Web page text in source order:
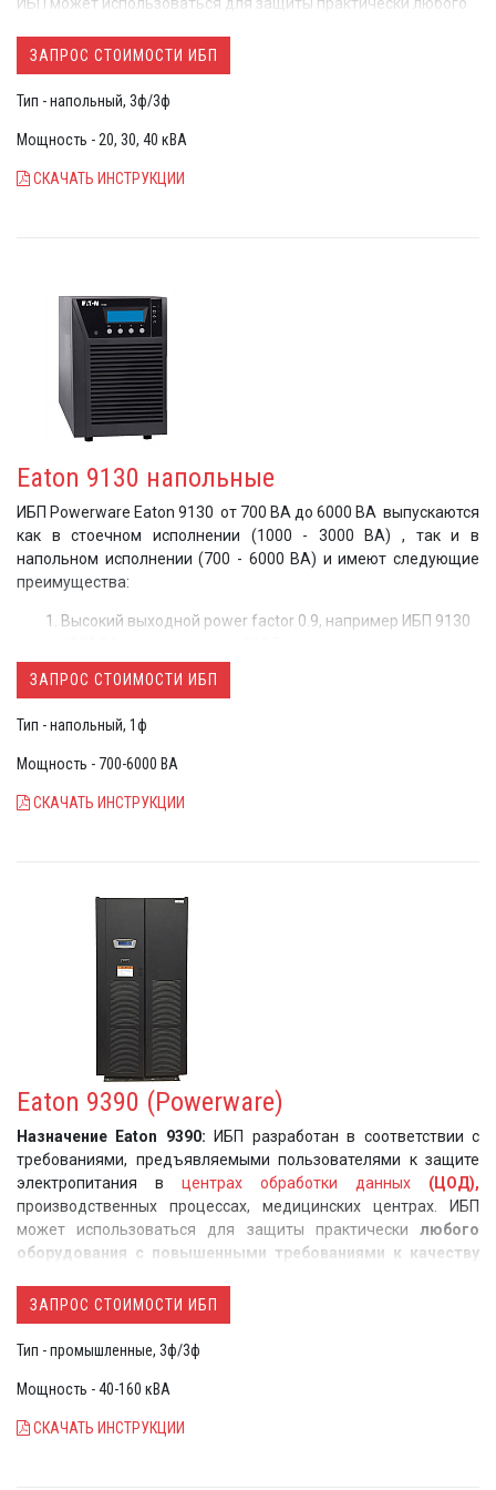
ИБП может использоваться для защиты практически любого
электропитания в самых сложных условиях эксплуатации
ЗАПРОС СТОИМОСТИ ИБП
Тип - напольный, 3ф/3ф
Мощность - 20, 30, 40 кВА
СКАЧАТЬ ИНСТРУКЦИИ
Eaton 9130 напольные
ИБП Powerware Eaton 9130 от 700 ВА до 6000 ВА выпускаются
как в стоечном исполнении (1000 - 3000 ВА) , так и в
напольном исполнении (700 - 6000 ВА) и имеют следующие
преимущества:
Высокий выходной power factor 0.9, например ИБП 9130
подключить к ИБП больше современной нагрузки
Широкое окно без перехода на батареи (от 120 В при 1/3
Графический дисплей
использования русского языка
напольного и стоечного исполнения
для крепления в стойку
Возможность режима оптимизации КПД (>95%)
Возможность подключения больших внешних батарей
до 4 часов работы
Сегментирование нагрузки
Технология продления жизни батарей ABM (см ниже)
ИБП могут быть укомплектованы дублирующим
выносным
ж/к экраном View UPS
ИБП могут быть укомплектованы распред устройствами
для стоекEaton ePDU
ИБП могут быть укомплектованы сервисными
байпасамиEaton Hotswapи модулями распределения
питанияEaton FlexPDU
ЗАПРОС СТОИМОСТИ ИБП
Тип - напольный, 1ф
Мощность - 700-6000 ВА
СКАЧАТЬ ИНСТРУКЦИИ
Eaton 9390 (Powerware)
Назначение Eaton 9390:
ИБП разработан в соответствии с
требованиями, предъявляемыми пользователями к защите
электропитания в центрах обработки данных (ЦОД),
производственных процессах, медицинских центрах. ИБП
может использоваться для защиты практически любого
оборудования с повышенными требованиями к качеству
эксплуатации
ЗАПРОС СТОИМОСТИ ИБП
Тип - промышленные, 3ф/3ф
Мощность - 40-160 кВА
СКАЧАТЬ ИНСТРУКЦИИ